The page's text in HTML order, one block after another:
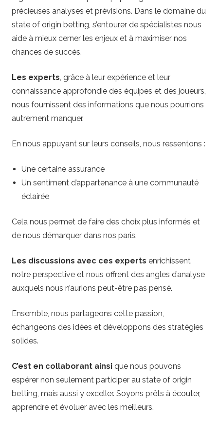
précieuses analyses et prévisions. Dans le domaine du
state of origin betting, s’entourer de spécialistes nous
aide à mieux cerner les enjeux et à maximiser nos
chances de succès.
Les experts, grâce à leur expérience et leur
connaissance approfondie des équipes et des joueurs,
nous fournissent des informations que nous pourrions
autrement manquer.
En nous appuyant sur leurs conseils, nous ressentons :
Une certaine assurance
Un sentiment d’appartenance à une communauté
éclairée
Cela nous permet de faire des choix plus informés et
de nous démarquer dans nos paris.
Les discussions avec ces experts enrichissent
notre perspective et nous offrent des angles d’analyse
auxquels nous n’aurions peut-être pas pensé.
Ensemble, nous partageons cette passion,
échangeons des idées et développons des stratégies
solides.
C’est en collaborant ainsi que nous pouvons
espérer non seulement participer au state of origin
betting, mais aussi y exceller. Soyons prêts à écouter,
apprendre et évoluer avec les meilleurs.